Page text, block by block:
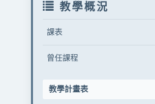
教學概況
課表
曾任課程
教學計畫表